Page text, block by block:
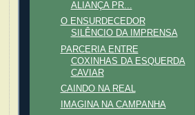
ALIANÇA PR...
O ENSURDECEDOR
SILÊNCIO DA IMPRENSA
PARCERIA ENTRE
COXINHAS DA ESQUERDA
CAVIAR
CAINDO NA REAL
IMAGINA NA CAMPANHA